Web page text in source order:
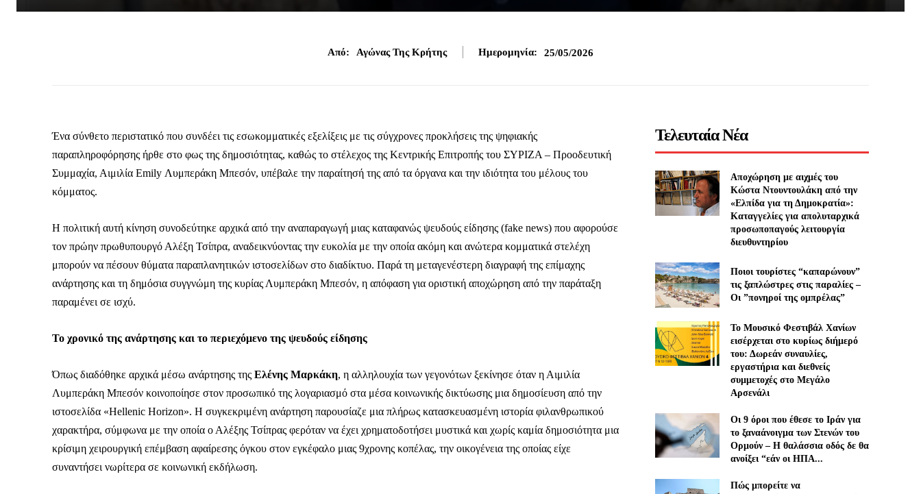
Από: Αγώνας Της Κρήτης Ημερομηνία: 25/05/2026
Ένα σύνθετο περιστατικό που συνδέει τις εσωκομματικές εξελίξεις με τις σύγχρονες προκλήσεις της ψηφιακής
παραπληροφόρησης ήρθε στο φως της δημοσιότητας, καθώς το στέλεχος της Κεντρικής Επιτροπής του ΣΥΡΙΖΑ – Προοδευτική
Συμμαχία, Αιμιλία Emily Λυμπεράκη Μπεσόν, υπέβαλε την παραίτησή της από τα όργανα και την ιδιότητα του μέλους του
κόμματος.
Η πολιτική αυτή κίνηση συνοδεύτηκε αρχικά από την αναπαραγωγή μιας καταφανώς ψευδούς είδησης (fake news) που αφορούσε
τον πρώην πρωθυπουργό Αλέξη Τσίπρα, αναδεικνύοντας την ευκολία με την οποία ακόμη και ανώτερα κομματικά στελέχη
μπορούν να πέσουν θύματα παραπλανητικών ιστοσελίδων στο διαδίκτυο. Παρά τη μεταγενέστερη διαγραφή της επίμαχης
ανάρτησης και τη δημόσια συγγνώμη της κυρίας Λυμπεράκη Μπεσόν, η απόφαση για οριστική αποχώρηση από την παράταξη
παραμένει σε ισχύ.
Το χρονικό της ανάρτησης και το περιεχόμενο της ψευδούς είδησης
Όπως διαδόθηκε αρχικά μέσω ανάρτησης της Ελένης Μαρκάκη, η αλληλουχία των γεγονότων ξεκίνησε όταν η Αιμιλία
Λυμπεράκη Μπεσόν κοινοποίησε στον προσωπικό της λογαριασμό στα μέσα κοινωνικής δικτύωσης μια δημοσίευση από την
ιστοσελίδα «Hellenic Horizon». Η συγκεκριμένη ανάρτηση παρουσίαζε μια πλήρως κατασκευασμένη ιστορία φιλανθρωπικού
χαρακτήρα, σύμφωνα με την οποία ο Αλέξης Τσίπρας φερόταν να έχει χρηματοδοτήσει μυστικά και χωρίς καμία δημοσιότητα μια
κρίσιμη χειρουργική επέμβαση αφαίρεσης όγκου στον εγκέφαλο μιας 9χρονης κοπέλας, την οικογένεια της οποίας είχε
συναντήσει νωρίτερα σε κοινωνική εκδήλωση.
Τελευταία Νέα
Αποχώρηση με αιχμές του
Κώστα Ντουντουλάκη από την
«Ελπίδα για τη Δημοκρατία»:
Καταγγελίες για απολυταρχικά
προσωποπαγούς λειτουργία
διευθυντηρίου
Ποιοι τουρίστες “καπαρώνουν”
τις ξαπλώστρες στις παραλίες –
Οι ”πονηροί της ομπρέλας”
Το Μουσικό Φεστιβάλ Χανίων
εισέρχεται στο κυρίως διήμερό
του: Δωρεάν συναυλίες,
εργαστήρια και διεθνείς
συμμετοχές στο Μεγάλο
Αρσενάλι
Οι 9 όροι που έθεσε το Ιράν για
το ξαναάνοιγμα των Στενών του
Ορμούν – Η θαλάσσια οδός δε θα
ανοίξει “εάν οι ΗΠΑ...
Πώς μπορείτε να